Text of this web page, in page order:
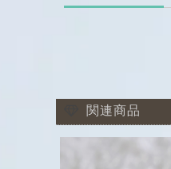
関連商品